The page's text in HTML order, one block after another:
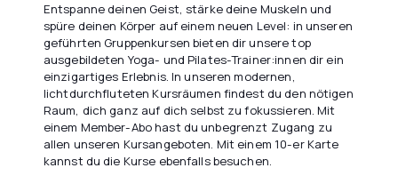
Entspanne deinen Geist, stärke deine Muskeln und
spüre deinen Körper auf einem neuen Level: in unseren
geführten Gruppenkursen bieten dir unsere top
ausgebildeten Yoga- und Pilates-Trainer:innen dir ein
einzigartiges Erlebnis. In unseren modernen,
lichtdurchfluteten Kursräumen findest du den nötigen
Raum, dich ganz auf dich selbst zu fokussieren. Mit
einem Member-Abo hast du unbegrenzt Zugang zu
allen unseren Kursangeboten. Mit einem 10-er Karte
kannst du die Kurse ebenfalls besuchen.